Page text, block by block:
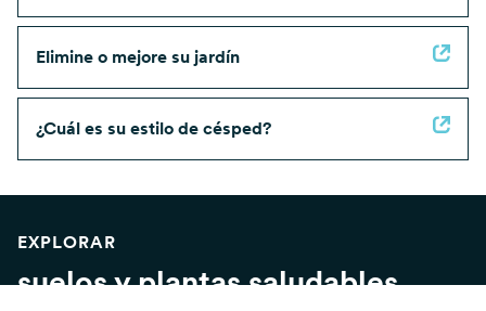
Elimine o mejore su jardín
¿Cuál es su estilo de césped?
EXPLORAR
suelos y plantas saludables